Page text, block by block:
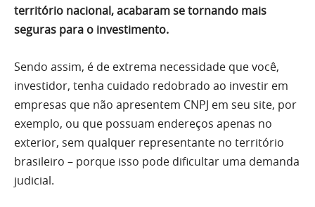
território nacional, acabaram se tornando mais
seguras para o investimento.
Sendo assim, é de extrema necessidade que você,
investidor, tenha cuidado redobrado ao investir em
empresas que não apresentem CNPJ em seu site, por
exemplo, ou que possuam endereços apenas no
exterior, sem qualquer representante no território
brasileiro – porque isso pode dificultar uma demanda
judicial.